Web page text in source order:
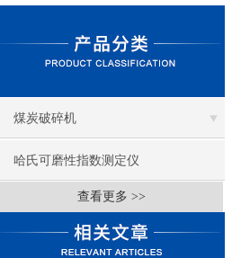
煤炭破碎机
哈氏可磨性指数测定仪
查看更多 >>